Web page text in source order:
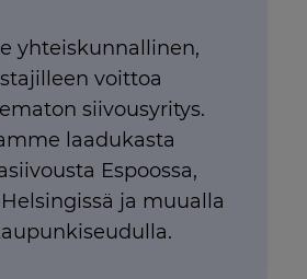
yhteiskunnallinen,
voittoa
siivousyritys.
laadukasta
Espoossa,
ja muualla